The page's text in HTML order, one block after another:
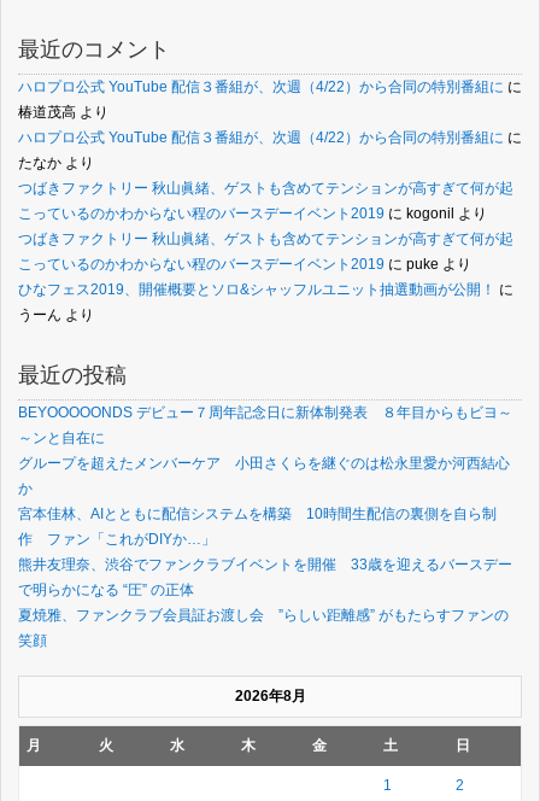
最近のコメント
ハロプロ公式 YouTube 配信３番組が、次週（4/22）から合同の特別番組に に
椿道茂高 より
ハロプロ公式 YouTube 配信３番組が、次週（4/22）から合同の特別番組に に
たなか より
つばきファクトリー 秋山眞緒、ゲストも含めてテンションが高すぎて何が起
こっているのかわからない程のバースデーイベント2019 に kogonil より
つばきファクトリー 秋山眞緒、ゲストも含めてテンションが高すぎて何が起
こっているのかわからない程のバースデーイベント2019 に puke より
ひなフェス2019、開催概要とソロ&シャッフルユニット抽選動画が公開！
に
うーん より
最近の投稿
BEYOOOOONDS デビュー７周年記念日に新体制発表 ８年目からもビヨ～
～ンと自在に
グループを超えたメンバーケア 小田さくらを継ぐのは松永里愛か河西結心
か
宮本佳林、AIとともに配信システムを構築 10時間生配信の裏側を自ら制
作 ファン「これがDIYか…」
熊井友理奈、渋谷でファンクラブイベントを開催 33歳を迎えるバースデー
で明らかになる “圧” の正体
夏焼雅、ファンクラブ会員証お渡し会 ”らしい距離感” がもたらすファンの
笑顔
2026年8月
月 火 水 木 金 土 日
1 2